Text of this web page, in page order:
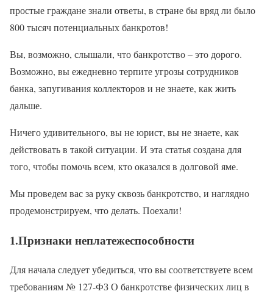
простые граждане знали ответы, в стране бы вряд ли было
800 тысяч потенциальных банкротов!
Вы, возможно, слышали, что банкротство – это дорого.
Возможно, вы ежедневно терпите угрозы сотрудников
банка, запугивания коллекторов и не знаете, как жить
дальше.
Ничего удивительного, вы не юрист, вы не знаете, как
действовать в такой ситуации. И эта статья создана для
того, чтобы помочь всем, кто оказался в долговой яме.
Мы проведем вас за руку сквозь банкротство, и наглядно
продемонстрируем, что делать. Поехали!
1.Признаки неплатежеспособности
Для начала следует убедиться, что вы соответствуете всем
требованиям № 127-ФЗ О банкротстве физических лиц в